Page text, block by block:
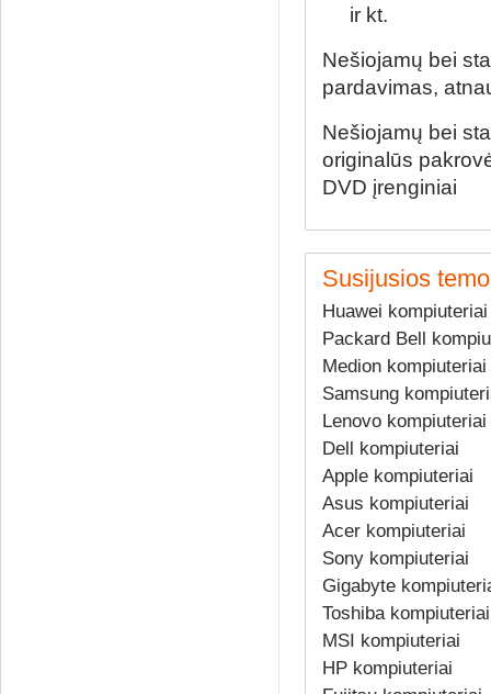
ir kt.
Nešiojamų bei
pardavimas,
Nešiojamų bei
originalūs
DVD įrenginiai
Susijusios
Huawei kompiuteriai
Packard Bell
Medion kompiuteriai
Samsung
Lenovo kompiuteriai
Dell kompiuteriai
Apple kompiuteriai
Asus kompiuteriai
Acer kompiuteriai
Sony kompiuteriai
Gigabyte
Toshiba kompiuteriai
MSI kompiuteriai
HP kompiuteriai